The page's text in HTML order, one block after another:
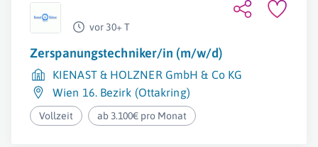
vor 30+ T
Zerspanungstechniker/in (m/w/d)
KIENAST & HOLZNER GmbH & Co KG
Wien 16. Bezirk (Ottakring)
Vollzeit ab 3.100€ pro Monat